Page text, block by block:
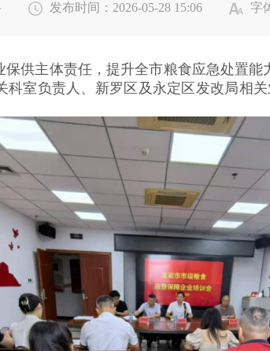
发布时间：2026-05-28 15:06 字
主体责任，提升全市粮食应急处置能
室负责人、新罗区及永定区发改局相